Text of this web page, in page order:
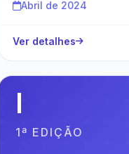
Abril de 2024
Ver detalhes
I
1ª EDIÇÃO